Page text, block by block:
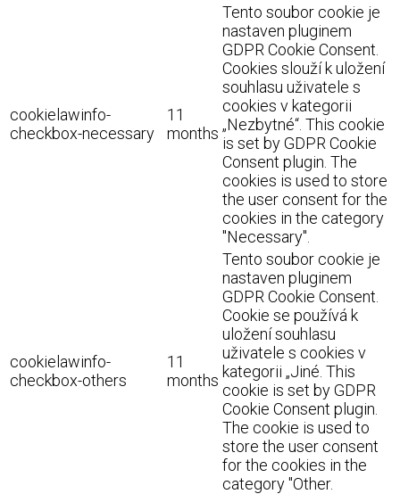
cookielawinfo-
checkbox-necessary
11
months
Tento soubor cookie je
nastaven pluginem
GDPR Cookie Consent.
Cookies slouží k uložení
souhlasu uživatele s
cookies v kategorii
„Nezbytné“. This cookie
is set by GDPR Cookie
Consent plugin. The
cookies is used to store
the user consent for the
cookies in the category
"Necessary".
cookielawinfo-
checkbox-others
11
months
Tento soubor cookie je
nastaven pluginem
GDPR Cookie Consent.
Cookie se používá k
uložení souhlasu
uživatele s cookies v
kategorii „Jiné. This
cookie is set by GDPR
Cookie Consent plugin.
The cookie is used to
store the user consent
for the cookies in the
category "Other.